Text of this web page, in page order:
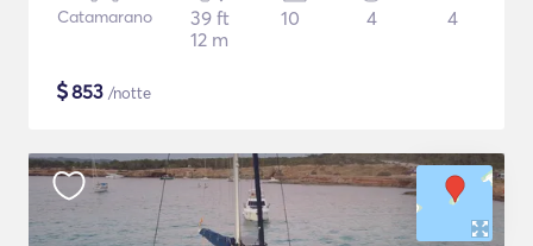
Catamarano
39 ft
12 m
10 4 4
$853 /notte